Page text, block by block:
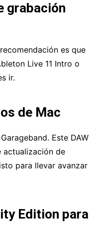
grabación
es que
Live 11 Intro o
ir.
de Mac
Este DAW
actualización de
para llevar avanzar
Edition para